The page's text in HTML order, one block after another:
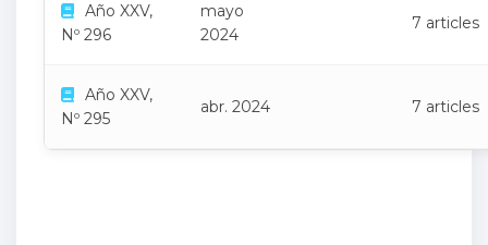
Año XXV,
Nº 296
mayo
2024
7 articles
Año XXV,
Nº 295
abr. 2024 7 articles